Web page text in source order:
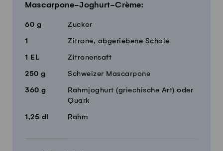
Mascarpone-Joghurt-Crème:
60 g Zucker
1 Zitrone, abgeriebene Schale
1 EL Zitronensaft
250 g Schweizer Mascarpone
360 g
Rahmjoghurt (griechische Art) oder
Quark
1,25 dl Rahm